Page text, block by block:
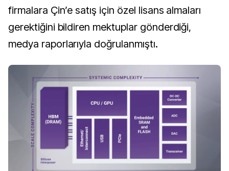
firmalara Çin’e satış için özel lisans almaları
gerektiğini bildiren mektuplar gönderdiği,
medya raporlarıyla doğrulanmıştı.